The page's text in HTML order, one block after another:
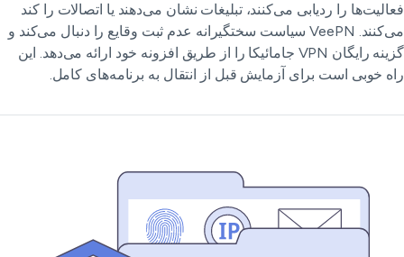
را ردیابی می‌کنند، تبلیغات نشان می‌دهند یا اتصالات را کند
می‌کنند. VeePN سیاست سختگیرانه عدم ثبت وقایع را دنبال می‌کند و
گزینه رایگان VPN جامائیکا را از طریق افزونه خود ارائه می‌دهد. این
خوبی است برای آزمایش قبل از انتقال به برنامه‌های کامل.